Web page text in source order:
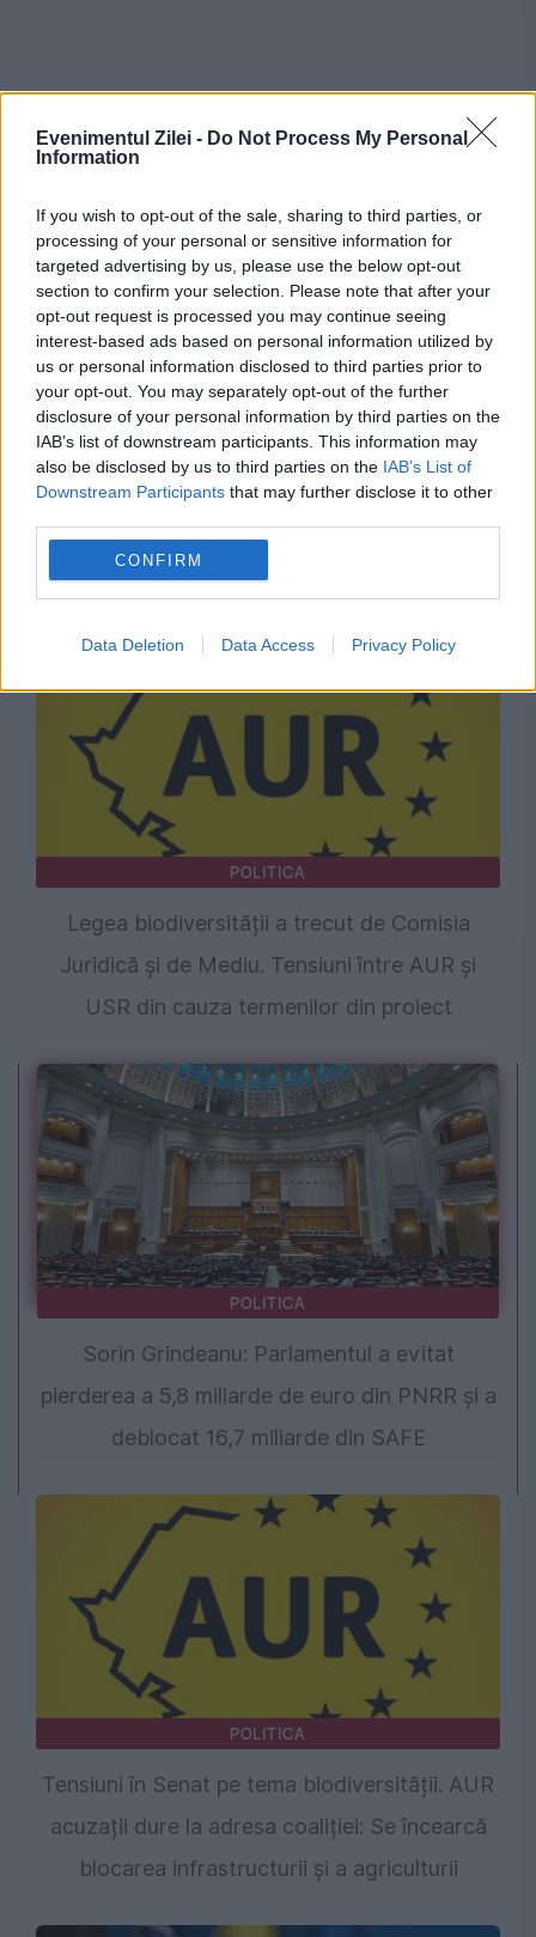
Evenimentul Zilei - Do Not Process My Personal
Information
If you wish to opt-out of the sale, sharing to third parties, or
processing of your personal or sensitive information for
targeted advertising by us, please use the below opt-out
section to confirm your selection. Please note that after your
opt-out request is processed you may continue seeing
interest-based ads based on personal information utilized by
us or personal information disclosed to third parties prior to
your opt-out. You may separately opt-out of the further
disclosure of your personal information by third parties on the
IAB’s list of downstream participants. This information may
also be disclosed by us to third parties on the IAB’s List of
Downstream Participants that may further disclose it to other
CONFIRM
Data Deletion Data Access Privacy Policy
Recomandările noastre
POLITICA
Sorin Grindeanu: Parlamentul a evitat
pierderea a 5,8 miliarde de euro din PNRR și a
deblocat 16,7 miliarde din SAFE
POLITICA
Legea biodiversității a trecut de Comisia
Juridică și de Mediu. Tensiuni între AUR și
USR din cauza termenilor din proiect
POLITICA
Sorin Grindeanu: Parlamentul a evitat
pierderea a 5,8 miliarde de euro din PNRR și a
deblocat 16,7 miliarde din SAFE
POLITICA
Tensiuni în Senat pe tema biodiversității. AUR
acuzații dure la adresa coaliției: Se încearcă
blocarea infrastructurii și a agriculturii